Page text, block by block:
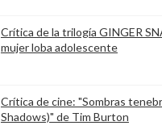
Crítica de la trilogía GINGER
mujer loba adolescente
Crítica de cine: "Sombras
Shadows)" de Tim Burton